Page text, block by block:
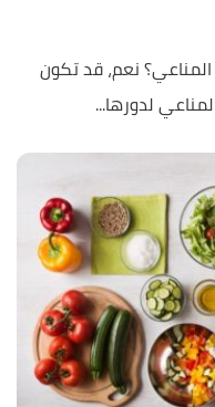
نعم، قد تكون
لدورها...